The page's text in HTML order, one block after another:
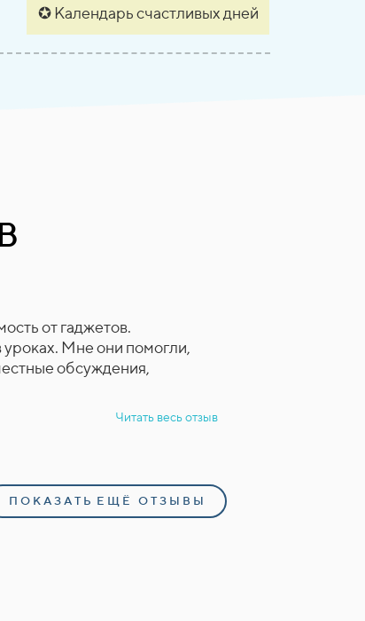
✪ Календарь счастливых дней
от гаджетов.
уроках. Мне они помогли,
обсуждения,
Читать весь отзыв
П О К А З А Т Ь Е Щ Ё О Т З Ы В Ы